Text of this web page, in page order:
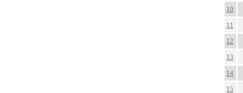
10
11
12
13
14
15